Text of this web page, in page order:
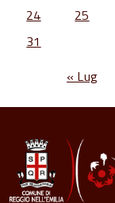
24
25
31
« Lug